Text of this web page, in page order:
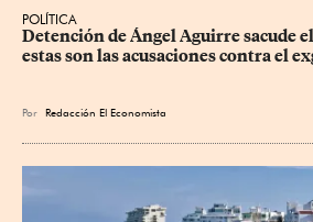
POLÍTICA
Detención de Ángel Aguirre sacude
estas son las acusaciones contra el
Por Redacción El Economista